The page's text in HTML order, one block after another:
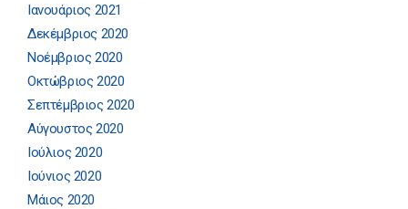
Ιανουάριος 2021
Δεκέμβριος 2020
Νοέμβριος 2020
Οκτώβριος 2020
Σεπτέμβριος 2020
Αύγουστος 2020
Ιούλιος 2020
Ιούνιος 2020
Μάιος 2020